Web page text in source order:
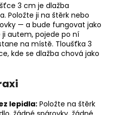
3 cm je dlažba
Položte ji na štěrk nebo
— a bude fungovat jako
ji autem, pojede po ní
na místě. Tloušťka 3
kde se dlažba chová jako
lepidla: Položte na štěrk